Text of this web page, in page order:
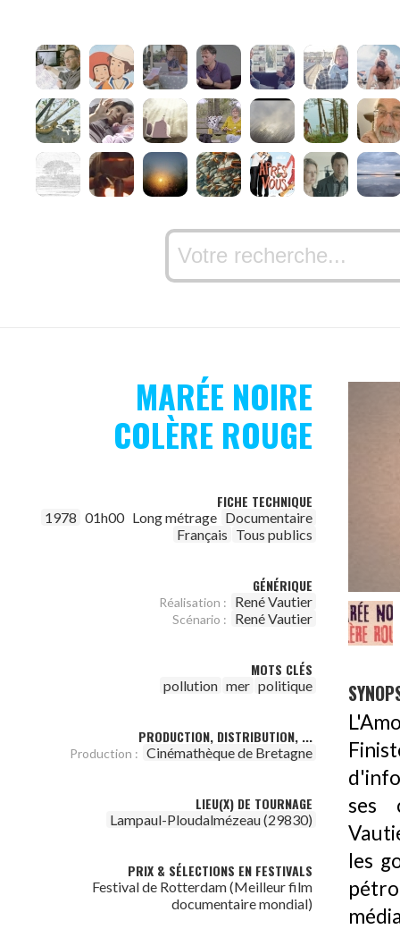
MARÉE NOIRE
COLÈRE ROUGE
FICHE TECHNIQUE
1978 01h00 Long métrage Documentaire
Français Tous publics
GÉNÉRIQUE
Réalisation : René Vautier
Scénario : René Vautier
MOTS CLÉS
pollution mer politique
PRODUCTION, DISTRIBUTION, ...
Production : Cinémathèque de Bretagne
LIEU(X) DE TOURNAGE
Lampaul-Ploudalmézeau (29830)
PRIX & SÉLECTIONS EN FESTIVALS
Festival de Rotterdam (Meilleur film
documentaire mondial)
ses
les